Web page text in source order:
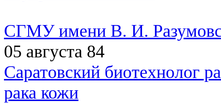
СГМУ имени В. И.
05 августа 84
Саратовский биотехнолог
рака кожи